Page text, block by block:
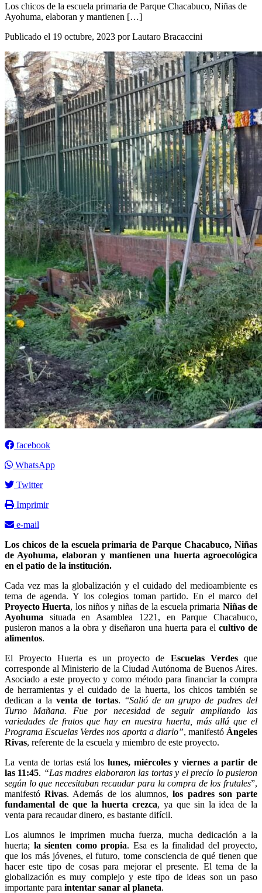
Los chicos de la escuela primaria de Parque Chacabuco, Niñas de
Ayohuma, elaboran y mantienen […]
Publicado el 19 octubre, 2023 por Lautaro Bracaccini
facebook
WhatsApp
Twitter
Imprimir
e-mail
Los chicos de la escuela primaria de Parque Chacabuco, Niñas
de Ayohuma, elaboran y mantienen una huerta agroecológica
en el patio de la institución.
Cada vez mas la globalización y el cuidado del medioambiente es
tema de agenda. Y los colegios toman partido. En el marco del
Proyecto Huerta, los niños y niñas de la escuela primaria Niñas de
Ayohuma situada en Asamblea 1221, en Parque Chacabuco,
pusieron manos a la obra y diseñaron una huerta para el cultivo de
alimentos.
El Proyecto Huerta es un proyecto de Escuelas Verdesque
corresponde al Ministerio de la Ciudad Autónoma de Buenos Aires.
Asociado a este proyecto y como método para financiar la compra
de herramientas y el cuidado de la huerta, los chicos también se
dedican a laventa de tortas. “Salió de un grupo de padres del
Turno Mañana. Fue por necesidad de seguir ampliando las
variedades de frutos que hay en nuestra huerta, más allá que el
Programa Escuelas Verdes nos aporta a diario”, manifestó Ángeles
Rivas, referente de la escuela y miembro de este proyecto.
La venta de tortas está los lunes, miércoles y viernes a partir de
las 11:45. “Las madres elaboraron las tortas y el precio lo pusieron
según lo que necesitaban recaudar para la compra de los frutales”,
manifestóRivas. Además de los alumnos,los padres son parte
fundamental de que la huerta crezca, ya que sin la idea de la
venta para recaudar dinero, es bastante difícil.
Los alumnos le imprimen mucha fuerza, mucha dedicación a la
huerta; la sienten como propia. Esa es la finalidad del proyecto,
que los más jóvenes, el futuro, tome consciencia de qué tienen que
hacer este tipo de cosas para mejorar el presente. El tema de la
globalización es muy complejo y este tipo de ideas son un paso
importante para intentar sanar al planeta.